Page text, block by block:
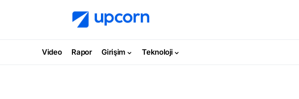
Video Rapor Girişim Teknoloji